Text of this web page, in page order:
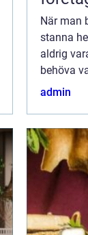
När man
stanna
aldrig
behöva
första
admin